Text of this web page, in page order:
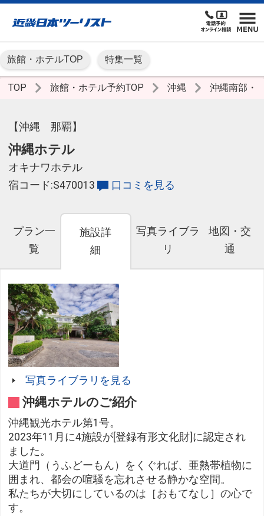
旅館・ホテルTOP 特集一覧
TOP 旅館・ホテル予約TOP 沖縄 沖縄南部・
【沖縄 那覇】
沖縄ホテル
オキナワホテル
宿コード:S470013
口コミを見る
プラン一
覧
施設詳
細
写真ライブラ
リ
地図・交
通
写真ライブラリを見る
沖縄ホテルのご紹介
沖縄観光ホテル第1号。
2023年11月に4施設が[登録有形文化財]に認定され
ました。
大道門（うふどーもん）をくぐれば、亜熱帯植物に
囲まれ、都会の喧騒を忘れさせる静かな空間。
私たちが大切にしているのは［おもてなし］の心で
す。